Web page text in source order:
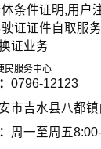
条件证明,用户
证证件自取服
证业务
民服务中心
0796-12123
市吉水县八都
周一至周五